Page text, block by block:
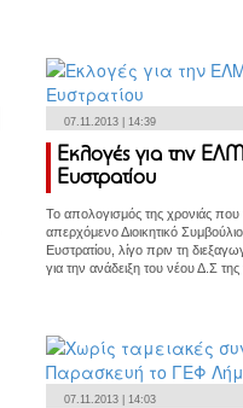
07.11.2013 | 14:39
Εκλογές για την
Ευστρατίου
Το απολογισμός της χρονιάς
απερχόμενο Διοικητικό
Ευστρατίου, λίγο πριν τη
για την ανάδειξη του νέου Δ.Σ
07.11.2013 | 14:03